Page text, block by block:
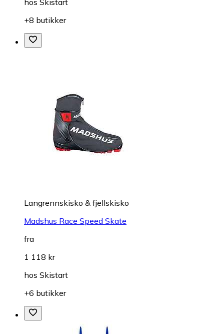
+8 butikker
Langrennskisko & fjellskisko
Madshus Race Speed Skate
fra
1 118 kr
hos Skistart
+6 butikker